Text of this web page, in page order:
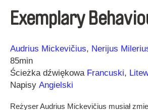
Exemplary
Reżyseria
Audrius Mickevičius Nerijus
Rok
85min
Ścieżka dźwiękowa Francuski,
Napisy Angielski
Reżyser Audrius Mickevičius musiał